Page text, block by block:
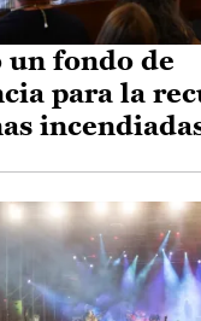
un fondo de
para la